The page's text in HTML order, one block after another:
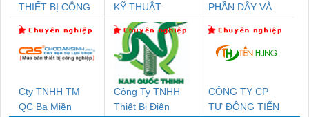
THIẾT BỊ CÔNG
SETSUBI VIỆT
NAM
KỸ THUẬT
KTECH VIỆT
NAM
PHẦN DÂY VÀ
THƯỢNG ĐÌNH
Cty TNHH TM
QC Ba Miền
Công Ty TNHH
Thiết Bị Điện
CÔNG TY CP
TỰ ĐỘNG TIẾN